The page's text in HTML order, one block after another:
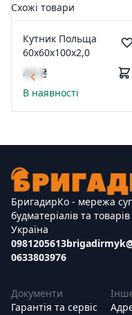
Схожі товари
Кутник Польща
60х60х100х2,0
44 ₴
В наявності
БригадирКо - мережа
будматеріалів та
Україна
0981205613
0633803976
Документи
Гарантія та сервіс